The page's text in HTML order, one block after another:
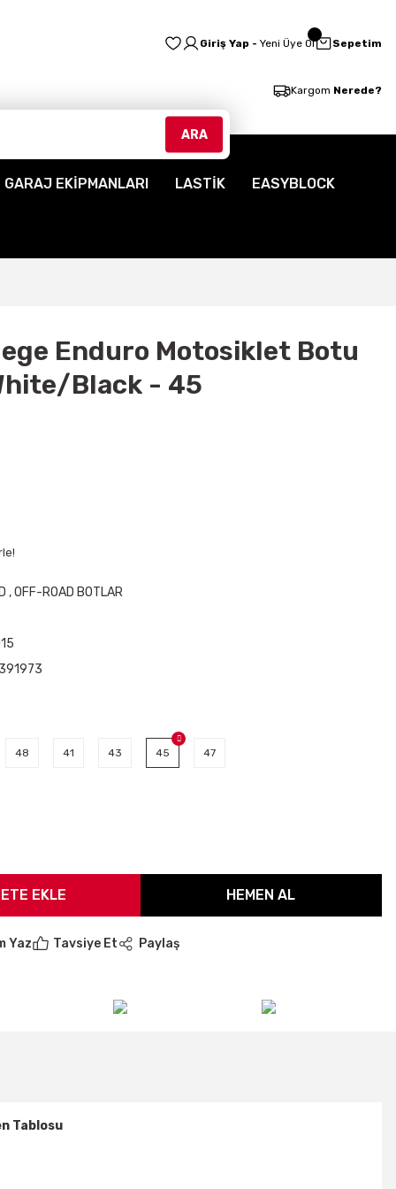
Giriş Yap - Yeni Üye Ol Sepetim
Kargom Nerede?
ARA
GARAJ EKİPMANLARI LASTİK EASYBLOCK
Enduro Motosiklet Botu
Black - 45
,OFF-ROAD BOTLAR
48 41 43 45 47
EKLE HEMEN AL
Yaz Tavsiye Et Paylaş
Tablosu